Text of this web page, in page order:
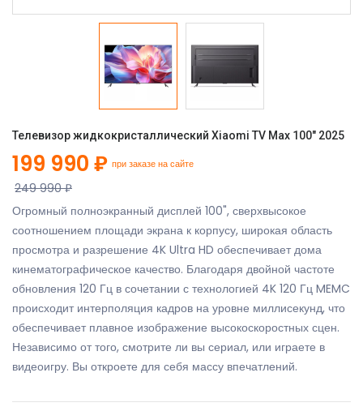
Телевизор жидкокристаллический Xiaomi TV Max 100" 2025
199 990 ₽ при заказе на сайте
249 990 ₽
Огромный полноэкранный дисплей 100", сверхвысокое
соотношением площади экрана к корпусу, широкая область
просмотра и разрешение 4K Ultra HD обеспечивает дома
кинематографическое качество. Благодаря двойной частоте
обновления 120 Гц в сочетании с технологией 4K 120 Гц MEMC
происходит интерполяция кадров на уровне миллисекунд, что
обеспечивает плавное изображение высокоскоростных сцен.
Независимо от того, смотрите ли вы сериал, или играете в
видеоигру. Вы откроете для себя массу впечатлений.